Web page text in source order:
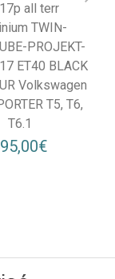
all terrain
TWIN-
PROJEKT-
ET40 BLACK
Volkswagen
T5, T6,
T6.1